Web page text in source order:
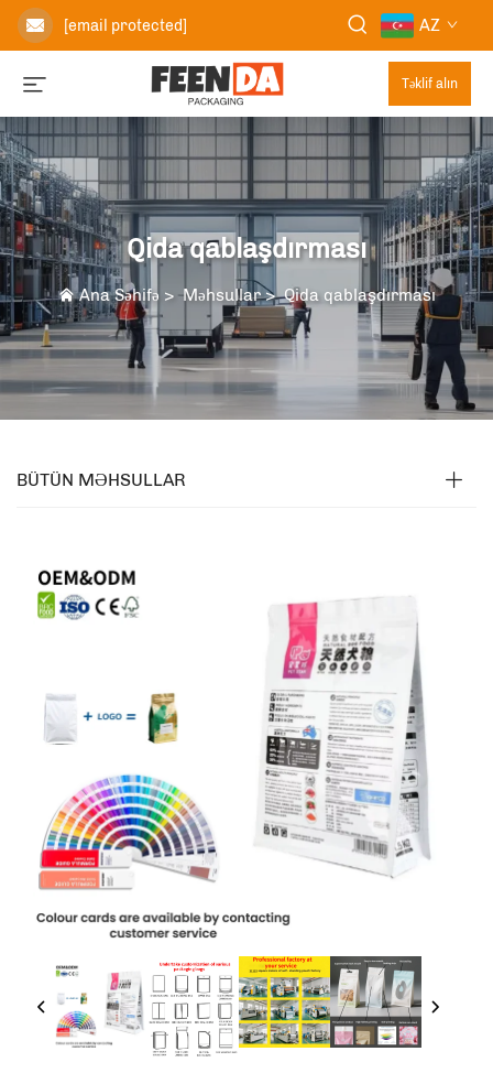
[email protected] AZ
Təklif alın
Qida qablaşdırması
Ana Səhifə >Məhsullar>Qida qablaşdırması
BÜTÜN MƏHSULLAR